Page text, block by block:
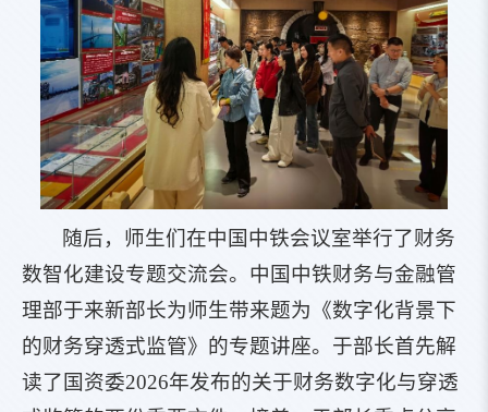
随后，师生们在中国中铁会议室举行了财务
数智化建设专题交流会。中国中铁财务与金融管
理部于来新部长为师生带来题为《数字化背景下
的财务穿透式监管》的专题讲座。于部长首先解
读了国资委2026年发布的关于财务数字化与穿透